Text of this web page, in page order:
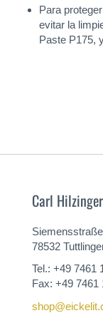
Para
evitar la
Paste P175,
Carl
78532
Tel.: +49 7461
Fax: +49 7461